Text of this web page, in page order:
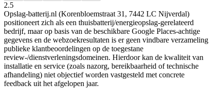
2.5
Opslag-batterij.nl (Korenbloemstraat 31, 7442 LC Nijverdal)
positioneert zich als een thuisbatterij/energieopslag-gerelateerd
bedrijf, maar op basis van de beschikbare Google Places-achtige
gegevens en de webzoekresultaten is er geen vindbare verzameling
publieke klantbeoordelingen op de toegestane
review-/dienstverleningsdomeinen. Hierdoor kan de kwaliteit van
installatie en service (zoals nazorg, bereikbaarheid of technische
afhandeling) niet objectief worden vastgesteld met concrete
feedback uit het afgelopen jaar.